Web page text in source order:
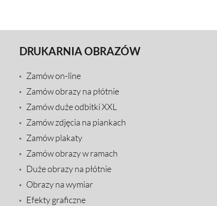
DRUKARNIA OBRAZÓW
Zamów on-line
Zamów obrazy na płótnie
Zamów duże odbitki XXL
Zamów zdjęcia na piankach
Zamów plakaty
Zamów obrazy w ramach
Duże obrazy na płótnie
Obrazy na wymiar
Efekty graficzne